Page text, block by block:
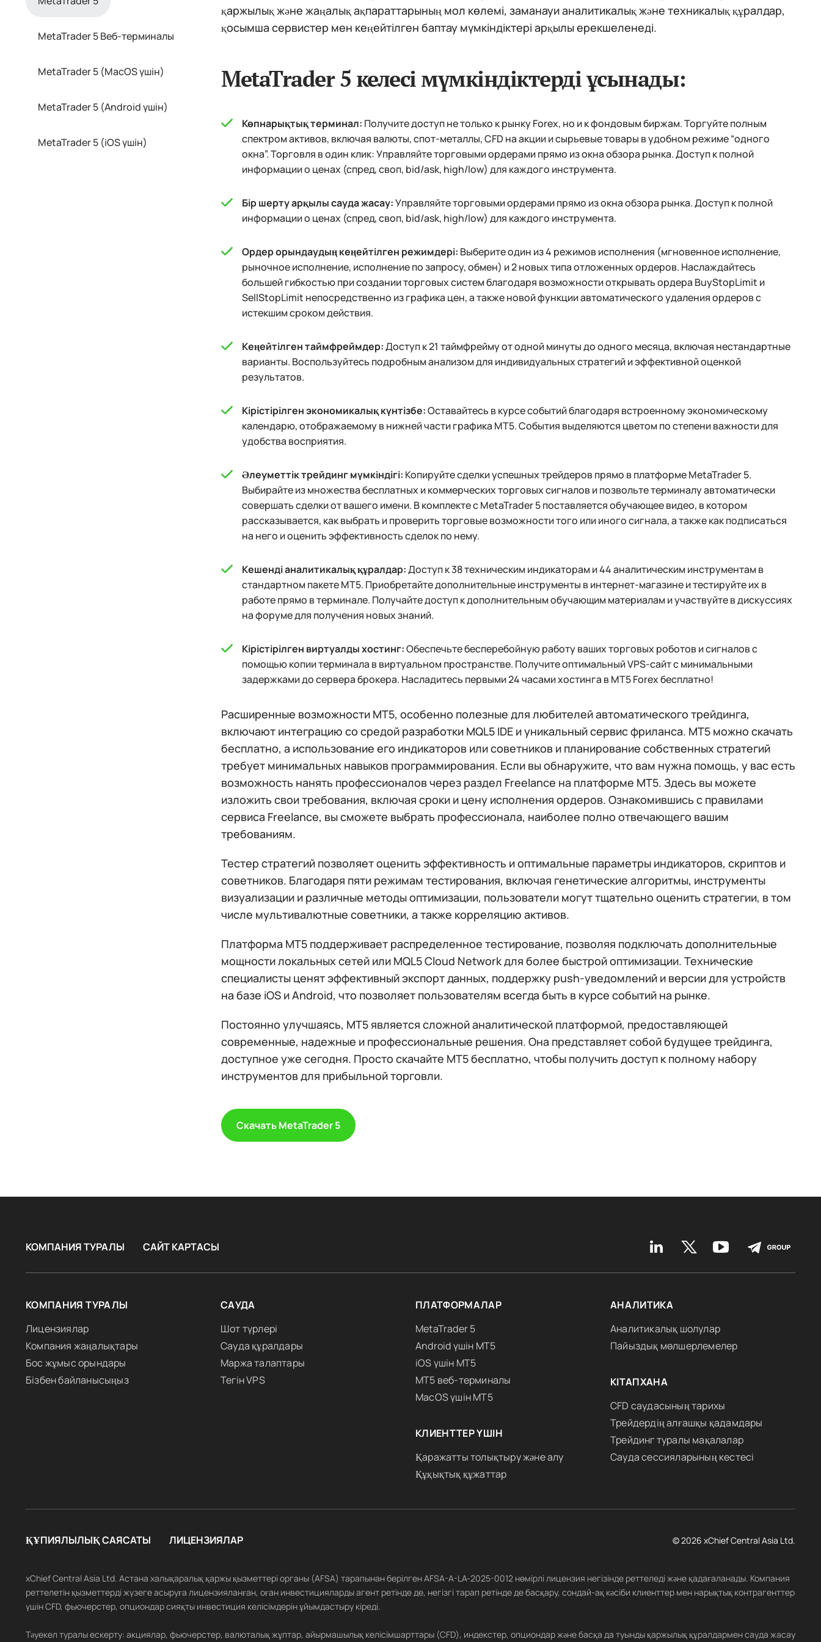
MetaTrader 5 Веб-терминалы
MetaTrader 5 (MacOS үшін)
MetaTrader 5 (Android үшін)
MetaTrader 5 (iOS үшін)
қаржылық және жаңалық ақпараттарының мол көлемі, заманауи аналитикалық және техникалық құралдар,
қосымша сервистер мен кеңейтілген баптау мүмкіндіктері арқылы ерекшеленеді.
MetaTrader 5 келесі мүмкіндіктерді ұсынады:
Көпнарықтық терминал: Получите доступ не только к рынку Forex, но и к фондовым биржам. Торгуйте полным
спектром активов, включая валюты, спот-металлы, CFD на акции и сырьевые товары в удобном режиме “одного
окна”. Торговля в один клик: Управляйте торговыми ордерами прямо из окна обзора рынка. Доступ к полной
информации о ценах (спред, своп, bid/ask, high/low) для каждого инструмента.
Бір шерту арқылы сауда жасау:Управляйте торговыми ордерами прямо из окна обзора рынка. Доступ к полной
информации о ценах (спред, своп, bid/ask, high/low) для каждого инструмента.
Ордер орындаудың кеңейтілген режимдері: Выберите один из 4 режимов исполнения (мгновенное исполнение,
рыночное исполнение, исполнение по запросу, обмен) и 2 новых типа отложенных ордеров. Наслаждайтесь
большей гибкостью при создании торговых систем благодаря возможности открывать ордера BuyStopLimit и
SellStopLimit непосредственно из графика цен, а также новой функции автоматического удаления ордеров с
истекшим сроком действия.
Кеңейтілген таймфреймдер:Доступ к 21 таймфрейму от одной минуты до одного месяца, включая нестандартные
варианты. Воспользуйтесь подробным анализом для индивидуальных стратегий и эффективной оценкой
результатов.
Кірістірілген экономикалық күнтізбе:Оставайтесь в курсе событий благодаря встроенному экономическому
календарю, отображаемому в нижней части графика MT5. События выделяются цветом по степени важности для
удобства восприятия.
Әлеуметтік трейдинг мүмкіндігі: Копируйте сделки успешных трейдеров прямо в платформе MetaTrader 5.
Выбирайте из множества бесплатных и коммерческих торговых сигналов и позвольте терминалу автоматически
совершать сделки от вашего имени. В комплекте с MetaTrader 5 поставляется обучающее видео, в котором
рассказывается, как выбрать и проверить торговые возможности того или иного сигнала, а также как подписаться
на него и оценить эффективность сделок по нему.
Кешенді аналитикалық құралдар:Доступ к 38 техническим индикаторам и 44 аналитическим инструментам в
стандартном пакете MT5. Приобретайте дополнительные инструменты в интернет-магазине и тестируйте их в
работе прямо в терминале. Получайте доступ к дополнительным обучающим материалам и участвуйте в дискуссиях
на форуме для получения новых знаний.
Кірістірілген виртуалды хостинг:Обеспечьте бесперебойную работу ваших торговых роботов и сигналов с
помощью копии терминала в виртуальном пространстве. Получите оптимальный VPS-сайт с минимальными
задержками до сервера брокера. Насладитесь первыми 24 часами хостинга в MT5 Forex бесплатно!
Расширенные возможности МТ5, особенно полезные для любителей автоматического трейдинга,
включают интеграцию со средой разработки MQL5 IDE и уникальный сервис фриланса. MT5 можно скачать
бесплатно, а использование его индикаторов или советников и планирование собственных стратегий
требует минимальных навыков программирования. Если вы обнаружите, что вам нужна помощь, у вас есть
возможность нанять профессионалов через раздел Freelance на платформе MT5. Здесь вы можете
изложить свои требования, включая сроки и цену исполнения ордеров. Ознакомившись с правилами
сервиса Freelance, вы сможете выбрать профессионала, наиболее полно отвечающего вашим
требованиям.
Тестер стратегий позволяет оценить эффективность и оптимальные параметры индикаторов, скриптов и
советников. Благодаря пяти режимам тестирования, включая генетические алгоритмы, инструменты
визуализации и различные методы оптимизации, пользователи могут тщательно оценить стратегии, в том
числе мультивалютные советники, а также корреляцию активов.
Платформа MT5 поддерживает распределенное тестирование, позволяя подключать дополнительные
мощности локальных сетей или MQL5 Cloud Network для более быстрой оптимизации. Технические
специалисты ценят эффективный экспорт данных, поддержку push-уведомлений и версии для устройств
на базе iOS и Android, что позволяет пользователям всегда быть в курсе событий на рынке.
Постоянно улучшаясь, MT5 является сложной аналитической платформой, предоставляющей
современные, надежные и профессиональные решения. Она представляет собой будущее трейдинга,
доступное уже сегодня. Просто скачайте MT5 бесплатно, чтобы получить доступ к полному набору
инструментов для прибыльной торговли.
Скачать MetaTrader 5
КОМПАНИЯ ТУРАЛЫ САЙТ КАРТАСЫ
КОМПАНИЯ ТУРАЛЫ
Лицензиялар
Компания жаңалықтары
Бос жұмыс орындары
Бізбен байланысыңыз
САУДА
Шот түрлері
Сауда құралдары
Маржа талаптары
Тегін VPS
ПЛАТФОРМАЛАР
MetaTrader 5
Android үшін MT5
iOS үшін MT5
MT5 веб-терминалы
MacOS үшін MT5
КЛИЕНТТЕР ҮШІН
Қаражатты толықтыру және алу
Құқықтық құжаттар
АНАЛИТИКА
Аналитикалық шолулар
Пайыздық мөлшерлемелер
КІТАПХАНА
CFD саудасының тарихы
Трейдердің алғашқы қадамдары
Трейдинг туралы мақалалар
Сауда сессияларының кестесі
ҚҰПИЯЛЫЛЫҚ САЯСАТЫ ЛИЦЕНЗИЯЛАР © 2026 xChief Central Asia Ltd.
xChief Central Asia Ltd. Астана халықаралық қаржы қызметтері органы (AFSA) тарапынан берілген AFSA-A-LA-2025-0012 нөмірлі лицензия негізінде реттеледі және қадағаланады. Компания
реттелетін қызметтерді жүзеге асыруға лицензияланған, оған инвестицияларды агент ретінде де, негізгі тарап ретінде де басқару, сондай-ақ кәсіби клиенттер мен нарықтық контрагенттер
үшін CFD, фьючерстер, опциондар сияқты инвестиция келісімдерін ұйымдастыру кіреді.
Тәуекел туралы ескерту: акциялар, фьючерстер, валюталық жұптар, айырмашылық келісімшарттары (CFD), индекстер, опциондар және басқа да туынды қаржылық құралдармен сауда жасау